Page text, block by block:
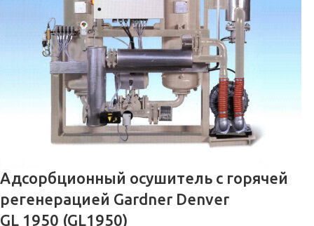
Адсорбционный осушитель c горячей
регенерацией Gardner Denver
GL 1950 (GL1950)